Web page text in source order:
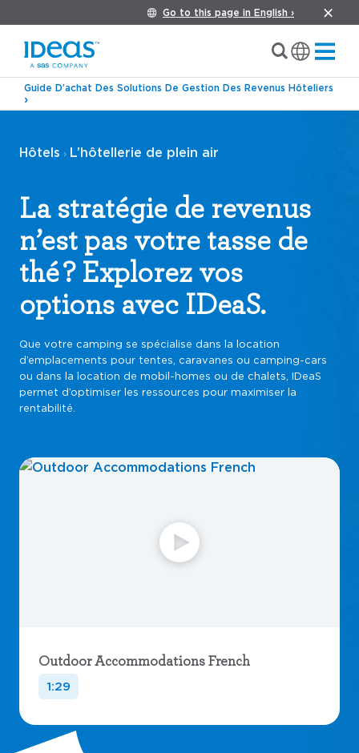
Go to this page in English ›
Guide D’achat Des Solutions De Gestion Des Revenus Hôteliers
Hôtels › L’hôtellerie de plein air
La stratégie de revenus
n’est pas votre tasse de
thé ? Explorez vos
options avec IDeaS.
Que votre camping se spécialise dans la location
d’emplacements pour tentes, caravanes ou camping-cars
ou dans la location de mobil-homes ou de chalets, IDeaS
permet d’optimiser les ressources pour maximiser la
rentabilité.
Outdoor Accommodations French
1:29